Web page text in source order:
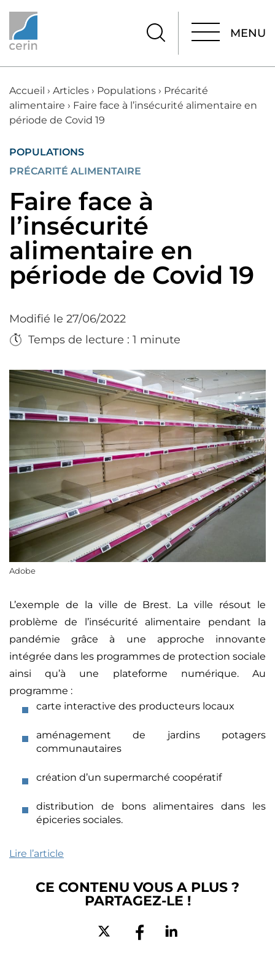
MENU
Accueil › Articles › Populations › Précarité
alimentaire › Faire face à l’insécurité alimentaire en
période de Covid 19
POPULATIONS
PRÉCARITÉ ALIMENTAIRE
Faire face à
l’insécurité
alimentaire en
période de Covid 19
Modifié le 27/06/2022
Temps de lecture : 1 minute
Adobe
L’exemple de la ville de Brest. La ville résout le
problème de l’insécurité alimentaire pendant la
pandémie grâce à une approche innovante
intégrée dans les programmes de protection sociale
ainsi qu’à une plateforme numérique. Au
programme :
carte interactive des producteurs locaux
aménagement de jardins potagers
communautaires
création d’un supermarché coopératif
distribution de bons alimentaires dans les
épiceries sociales.
Lire l’article
CE CONTENU VOUS A PLUS ?
PARTAGEZ-LE !